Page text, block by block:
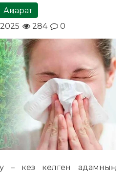
Ақпарат
284 0
– кез келген адамның